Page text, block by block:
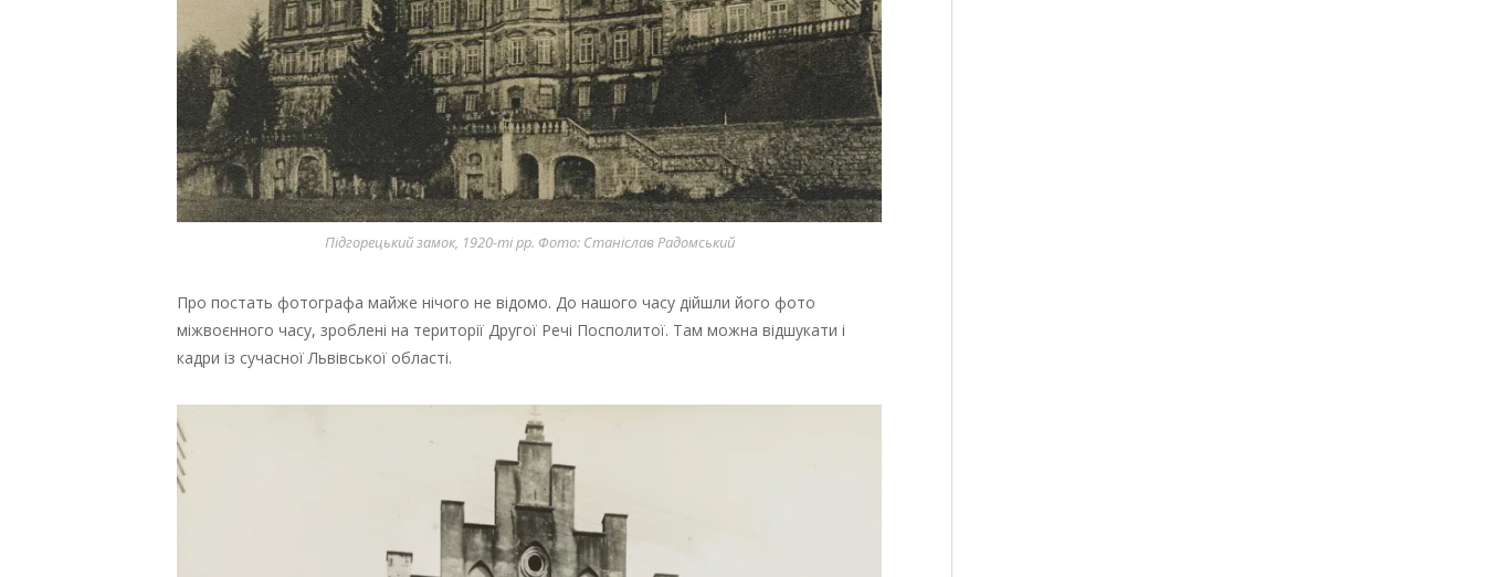
Підгорецький замок, 1920-ті рр. Фото: Станіслав Радомський
Про постать фотографа майже нічого не відомо. До нашого часу дійшли його фото
міжвоєнного часу, зроблені на території Другої Речі Посполитої. Там можна відшукати і
кадри із сучасної Львівської області.